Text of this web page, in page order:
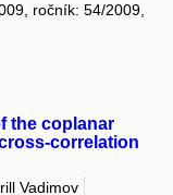
ročník: 54/2009,
the coplanar
correlation
Vadimov